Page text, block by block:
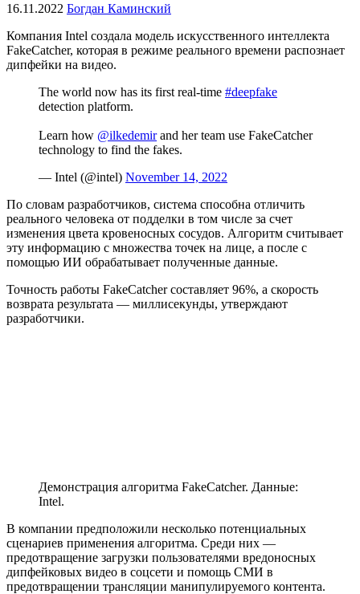
16.11.2022 Богдан Каминский
Компания Intel создала модель искусственного интеллекта
FakeCatcher, которая в режиме реального времени распознает
дипфейки на видео.
The world now has its first real-time #deepfake
detection platform.
Learn how @ilkedemirand her team use FakeCatcher
technology to find the fakes.
— Intel (@intel) November 14, 2022
По словам разработчиков, система способна отличить
реального человека от подделки в том числе за счет
изменения цвета кровеносных сосудов. Алгоритм считывает
эту информацию с множества точек на лице, а после с
помощью ИИ обрабатывает полученные данные.
Точность работы FakeCatcher составляет 96%, а скорость
возврата результата — миллисекунды, утверждают
разработчики.
Демонстрация алгоритма FakeCatcher. Данные:
Intel.
В компании предположили несколько потенциальных
сценариев применения алгоритма. Среди них —
предотвращение загрузки пользователями вредоносных
дипфейковых видео в соцсети и помощь СМИ в
предотвращении трансляции манипулируемого контента.